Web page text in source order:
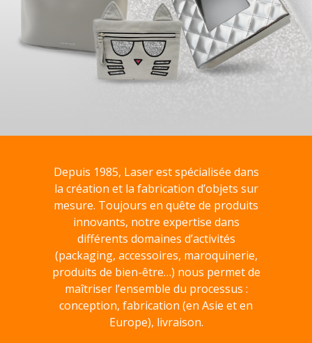
Depuis 1985, Laser est spécialisée dans
la création et la fabrication d’objets sur
mesure. Toujours en quête de produits
innovants, notre expertise dans
différents domaines d’activités
(packaging, accessoires, maroquinerie,
produits de bien-être…) nous permet de
maîtriser l’ensemble du processus :
conception, fabrication (en Asie et en
Europe), livraison.